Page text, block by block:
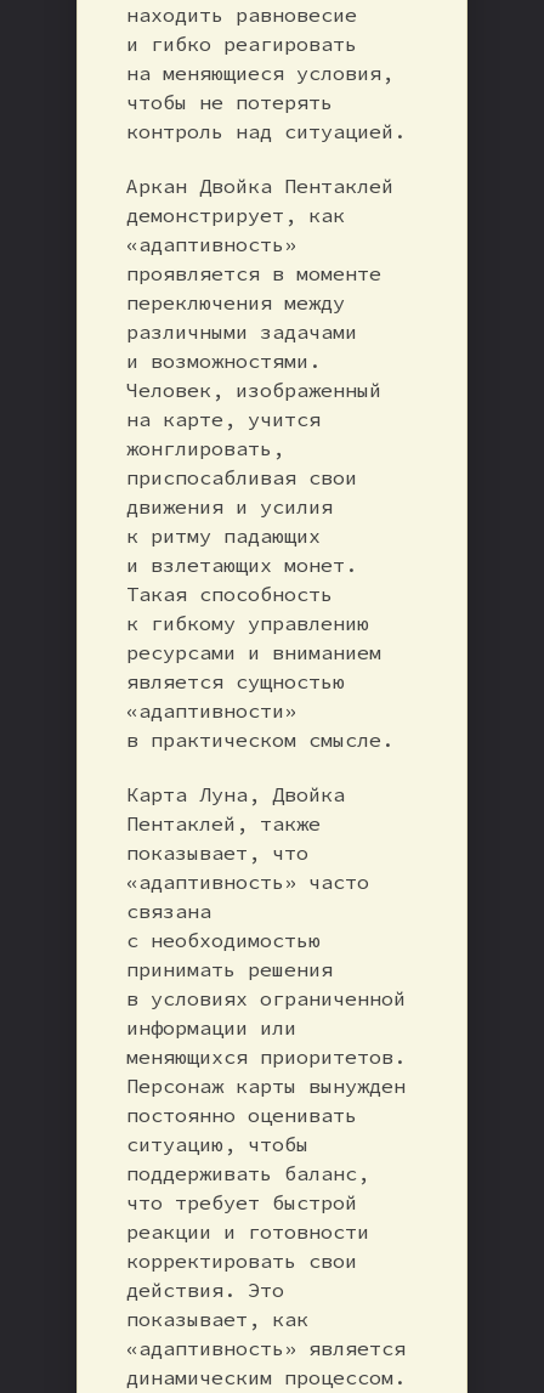
находить равновесие
и гибко реагировать
на меняющиеся условия,
чтобы не потерять
контроль над ситуацией.
Аркан Двойка Пентаклей
демонстрирует, как
«адаптивность»
проявляется в моменте
переключения между
различными задачами
и возможностями.
Человек, изображенный
на карте, учится
жонглировать,
приспосабливая свои
движения и усилия
к ритму падающих
и взлетающих монет.
Такая способность
к гибкому управлению
ресурсами и вниманием
является сущностью
«адаптивности»
в практическом смысле.
Карта Луна, Двойка
Пентаклей, также
показывает, что
«адаптивность» часто
связана
с необходимостью
принимать решения
в условиях ограниченной
информации или
меняющихся приоритетов.
Персонаж карты вынужден
постоянно оценивать
ситуацию, чтобы
поддерживать баланс,
что требует быстрой
реакции и готовности
корректировать свои
действия. Это
показывает, как
«адаптивность» является
динамическим процессом.